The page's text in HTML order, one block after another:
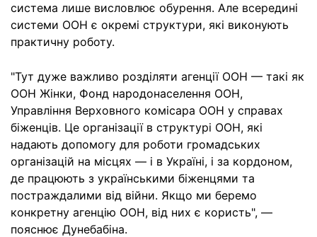
система лише висловлює обурення. Але всередині
системи ООН є окремі структури, які виконують
практичну роботу.
"Тут дуже важливо розділяти агенції ООН — такі як
ООН Жінки, Фонд народонаселення ООН,
Управління Верховного комісара ООН у справах
біженців. Це організації в структурі ООН, які
надають допомогу для роботи громадських
організацій на місцях — і в Україні, і за кордоном,
де працюють з українськими біженцями та
постраждалими від війни. Якщо ми беремо
конкретну агенцію ООН, від них є користь", —
пояснює Дунебабіна.